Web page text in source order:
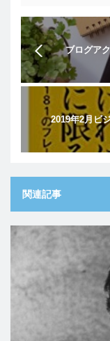
ブログア
2019年2月ビ
関連記事